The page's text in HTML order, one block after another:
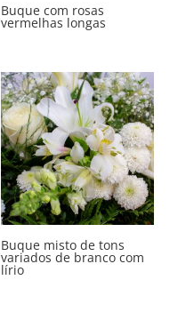
Buque com rosas
vermelhas longas
Buque misto de tons
variados de branco com
lírio